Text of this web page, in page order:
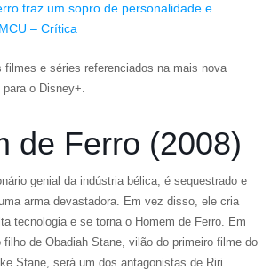
traz um sopro de personalidade e
– Crítica
filmes e séries referenciados na mais nova
para o Disney+.
de Ferro (2008)
genial da indústria bélica, é sequestrado e
arma devastadora. Em vez disso, ele cria
tecnologia e se torna o Homem de Ferro. Em
filho de Obadiah Stane, vilão do primeiro filme do
Stane, será um dos antagonistas de Riri